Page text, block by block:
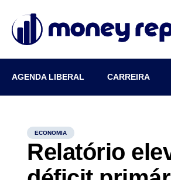
AGENDA LIBERAL CARREIRA
ECONOMIA
Relatório